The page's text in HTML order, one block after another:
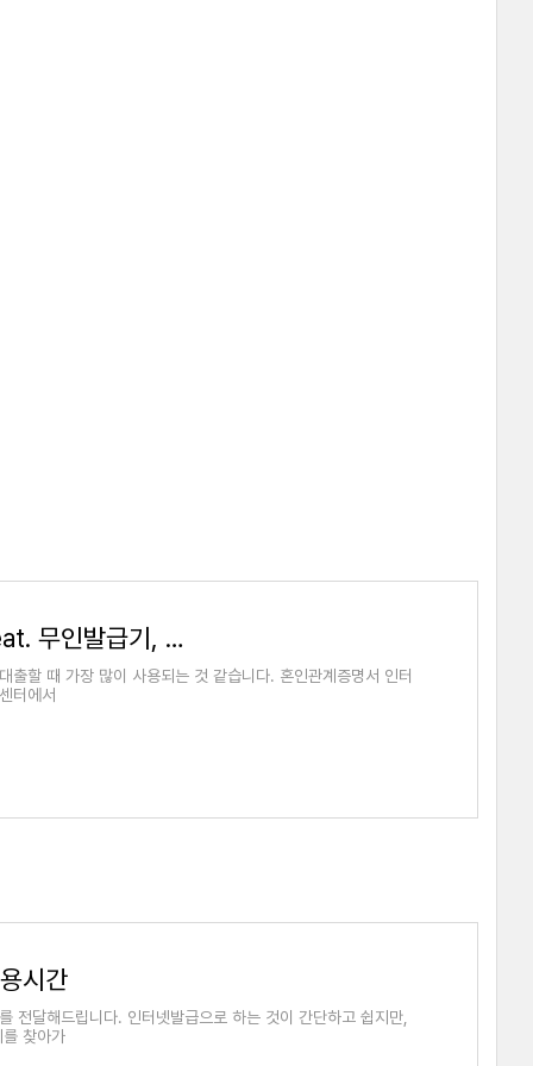
혼인관계증명서 인터넷발급 방법 (feat. 무인발급기, 주민센터)
출할 때 가장 많이 사용되는 것 같습니다. 혼인관계증명서 인터
터에서
시간
전달해드립니다. 인터넷발급으로 하는 것이 간단하고 쉽지만,
찾아가